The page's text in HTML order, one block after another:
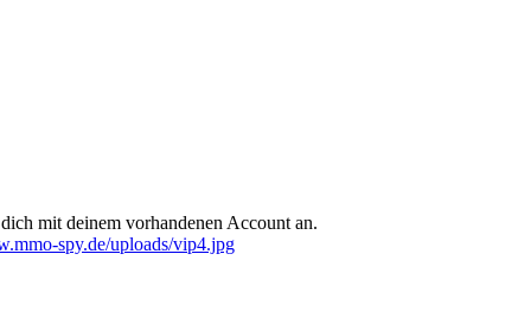
dich mit deinem vorhandenen Account an.